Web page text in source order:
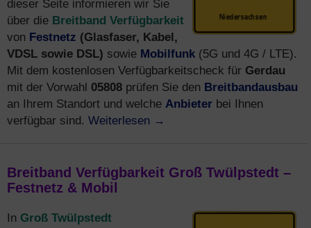
dieser Seite informieren wir Sie
über die Breitband Verfügbarkeit
von Festnetz (Glasfaser, Kabel,
VDSL sowie DSL) sowie Mobilfunk (5G und 4G / LTE).
Mit dem kostenlosen Verfügbarkeitscheck für Gerdau
mit der Vorwahl 05808 prüfen Sie den Breitbandausbau
an Ihrem Standort und welche Anbieter bei Ihnen
verfügbar sind. Weiterlesen →
Breitband Verfügbarkeit Groß Twülpstedt –
Festnetz & Mobil
In Groß Twülpstedt